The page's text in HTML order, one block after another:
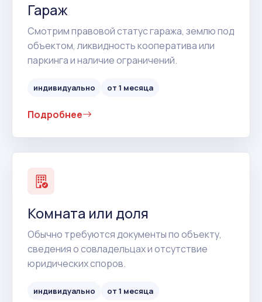
Гараж
Смотрим правовой статус гаража, землю под
объектом, ликвидность кооператива или
паркинга и наличие ограничений.
индивидуально от 1 месяца
Подробнее
Комната или доля
Обычно требуются документы по объекту,
сведения о совладельцах и отсутствие
юридических споров.
индивидуально от 1 месяца